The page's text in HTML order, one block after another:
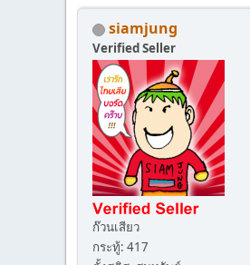
siamjung
Verified Seller
ก๊วนเสียว
กระทู้: 417